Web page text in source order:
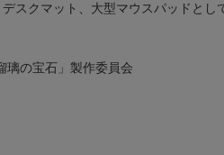
スクマット、大型マウスパッドとし
璃の宝石」製作委員会